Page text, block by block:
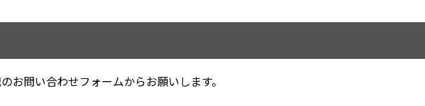
お問い合わせフォームからお願いします。